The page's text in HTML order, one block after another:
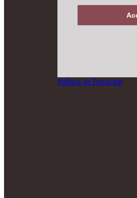
Política de Privacitat